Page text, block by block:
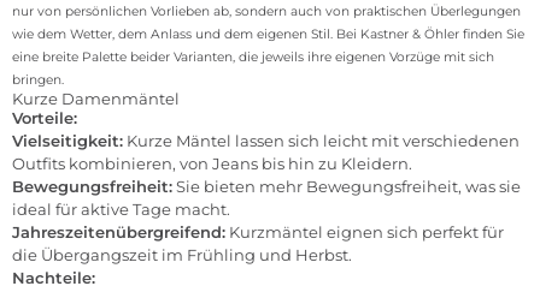
nur von persönlichen Vorlieben ab, sondern auch von praktischen Überlegungen
wie dem Wetter, dem Anlass und dem eigenen Stil. Bei Kastner & Öhler finden Sie
eine breite Palette beider Varianten, die jeweils ihre eigenen Vorzüge mit sich
bringen.
Kurze Damenmäntel
Vorteile:
Vielseitigkeit: Kurze Mäntel lassen sich leicht mit verschiedenen
Outfits kombinieren, von Jeans bis hin zu Kleidern.
Bewegungsfreiheit:Sie bieten mehr Bewegungsfreiheit, was sie
ideal für aktive Tage macht.
Jahreszeitenübergreifend: Kurzmäntel eignen sich perfekt für
die Übergangszeit im Frühling und Herbst.
Nachteile: